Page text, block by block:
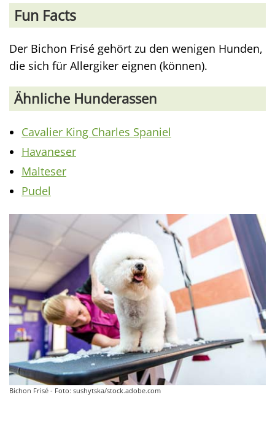
Fun Facts
Der Bichon Frisé gehört zu den wenigen Hunden,
die sich für Allergiker eignen (können).
Ähnliche Hunderassen
Cavalier King Charles Spaniel
Havaneser
Malteser
Pudel
Bichon Frisé - Foto: sushytska/stock.adobe.com